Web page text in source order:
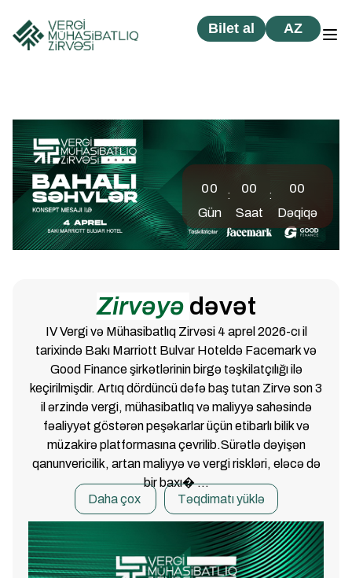
Bilet al AZ
00
Gün
: 00
Saat
: 00
Dəqiqə
Zirvəyə dəvət
IV Vergi və Mühasibatlıq Zirvəsi 4 aprel 2026-cı il
tarixində Bakı Marriott Bulvar Hoteldə Facemark və
Good Finance şirkətlərinin birgə təşkilatçılığı ilə
keçirilmişdir. Artıq dördüncü dəfə baş tutan Zirvə son 3
il ərzində vergi, mühasibatlıq və maliyyə sahəsində
fəaliyyət göstərən peşəkarlar üçün etibarlı bilik və
müzakirə platformasına çevrilib.Sürətlə dəyişən
qanunvericilik, artan maliyyə və vergi riskləri, eləcə də
bir baxı� ...
Daha çox
Təqdimatı yüklə